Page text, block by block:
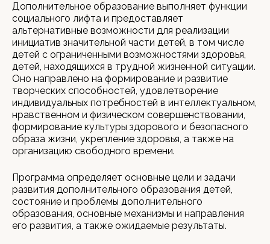
Дополнительное образование выполняет функции
социального лифта и предоставляет
альтернативные возможности для реализации
инициатив значительной части детей, в том числе
детей с ограниченными возможностями здоровья,
детей, находящихся в трудной жизненной ситуации.
Оно направлено на формирование и развитие
творческих способностей, удовлетворение
индивидуальных потребностей в интеллектуальном,
нравственном и физическом совершенствовании,
формирование культуры здорового и безопасного
образа жизни, укрепление здоровья, а также на
организацию свободного времени.
Программа определяет основные цели и задачи
развития дополнительного образования детей,
состояние и проблемы дополнительного
образования, основные механизмы и направления
его развития, а также ожидаемые результаты.